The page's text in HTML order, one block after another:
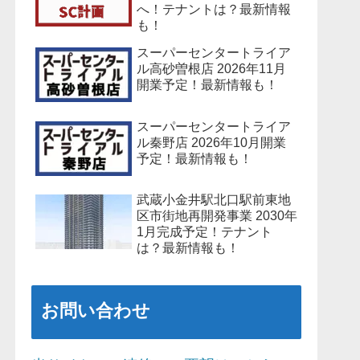
へ！テナントは？最新情報
も！
スーパーセンタートライア
ル高砂曽根店 2026年11月
開業予定！最新情報も！
スーパーセンタートライア
ル秦野店 2026年10月開業
予定！最新情報も！
武蔵小金井駅北口駅前東地
区市街地再開発事業 2030年
1月完成予定！テナント
は？最新情報も！
お問い合わせ